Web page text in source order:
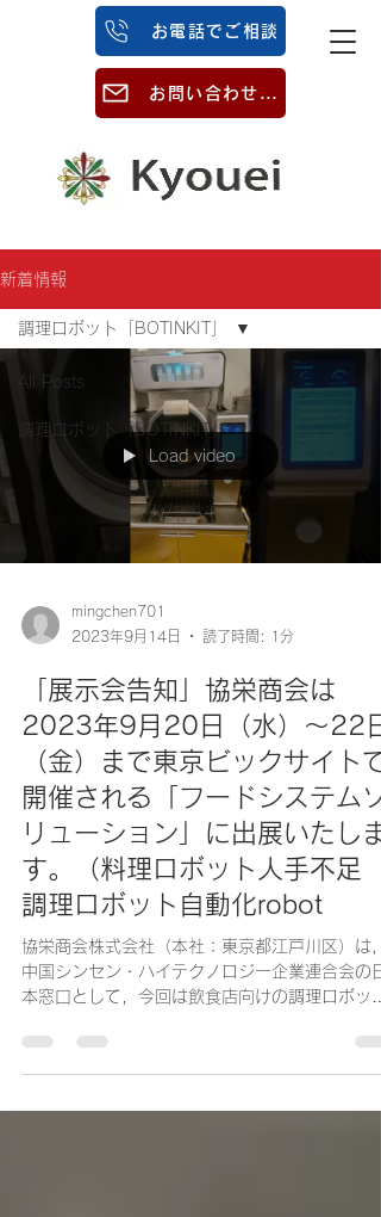
お電話でご相談
お問い合わせはこちら
新着情報
All Posts
調理ロボット「BOTINKIT」
調理ロボット「BOTINKIT」
Load video
mingchen701
2023年9月14日
読了時間: 1分
「展示会告知」協栄商会は
2023年9月20日（水）〜22日
（金）まで東京ビックサイトで
開催される「フードシステムソ
リューション」に出展いたしま
す。（料理ロボット人手不足
調理ロボット自動化robot
協栄商会株式会社（本社：東京都江戸川区）は，
中国シンセン・ハイテクノロジー企業連合会の日
本窓口として，今回は飲食店向けの調理ロボット
（BOTINKIT）」の製品を展示いたします。 【出
展製品】...